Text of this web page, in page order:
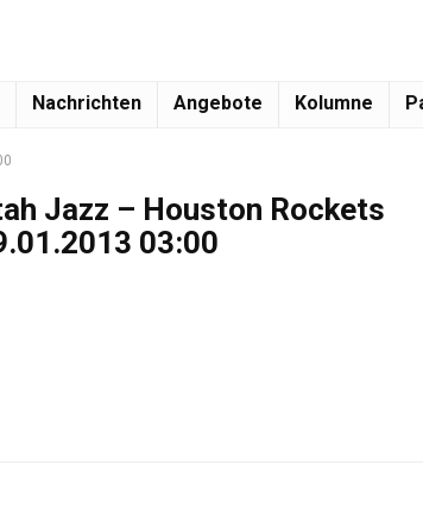
Nachrichten Angebote Kolumne
Jazz – Houston Rockets
03:00